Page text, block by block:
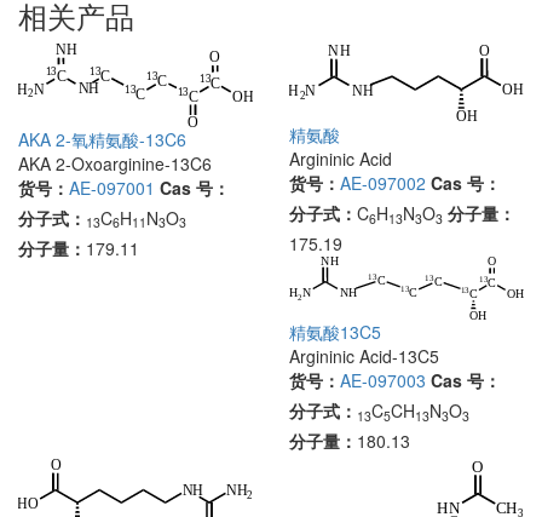
相关产品
AKA 2-氧精氨酸-13C6
AKA 2-Oxoarginine-13C6
货号： AE-097001 Cas 号：
分子式： 13C6H11 N3O3
分子量： 179.11
精氨酸
Argininic Acid
货号： AE-097002 Cas 号：
分子式： C6H13N3O3 分子量：
175.19
精氨酸13C5
Argininic Acid-13C5
货号： AE-097003 Cas 号：
分子式： 13C5CH13N3O3
分子量： 180.13